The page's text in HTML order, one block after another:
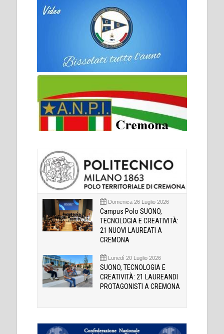
Domenica 26 Luglio 2026
Campus Polo SUONO,
TECNOLOGIA E CREATIVITÀ:
21 NUOVI LAUREATI A
CREMONA
Lunedì 20 Luglio 2026
SUONO, TECNOLOGIA E
CREATIVITÀ: 21 LAUREANDI
PROTAGONISTI A CREMONA